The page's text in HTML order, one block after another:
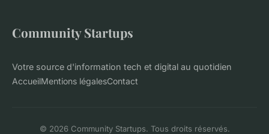
Community Startups
Votre source d'information tech et digital au quotidien
AccueilMentions légalesContact
© 2026 Community Startups. Tous droits réservés.